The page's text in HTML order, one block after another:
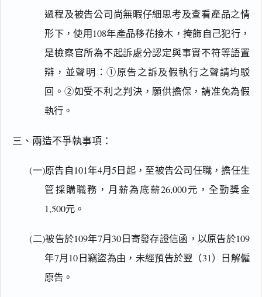
過程及被告公司尚無暇仔細思考及查看產品之情
形下，使用108年產品移花接木，掩飾自己犯行，
是檢察官所為不起訴處分認定與事實不符等語置
辯，並聲明：①原告之訴及假執行之聲請均駁
回。②如受不利之判決，願供擔保，請准免為假
執行。
三、兩造不爭執事項：
(一)原告自101年4月5日起，至被告公司任職，擔任生
管採購職務，月薪為底薪26,000元，全勤獎金
1,500元。
(二)被告於109年7月30日寄發存證信函，以原告於109
年7月10日竊盜為由，未經預告於翌（31）日解僱
原告。